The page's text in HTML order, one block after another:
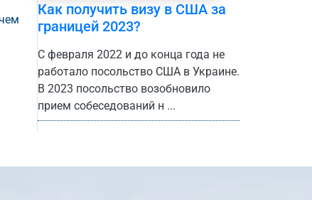
Как получить визу в США за
границей 2023?
С февраля 2022 и до конца года не
работало посольство США в Украине.
В 2023 посольство возобновило
прием собеседований н ...